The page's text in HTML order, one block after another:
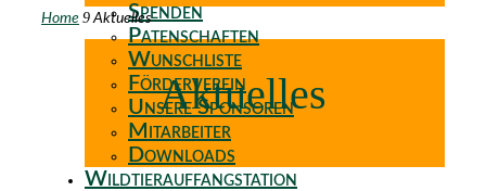
Spenden
Patenschaften
Wunschliste
Förderverein
Unsere Sponsoren
Mitarbeiter
Downloads
Wildtierauffangstation
Home 9 Aktuelles
Aktuelles